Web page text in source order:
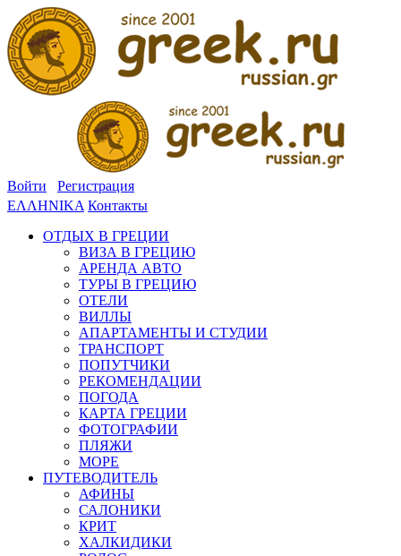
Войти
Регистрация
ΕΛΛΗΝΙΚΑ Контакты
ОТДЫХ В ГРЕЦИИ
ВИЗА В ГРЕЦИЮ
АРЕНДА АВТО
ТУРЫ В ГРЕЦИЮ
ОТЕЛИ
ВИЛЛЫ
АПАРТАМЕНТЫ И СТУДИИ
ТРАНСПОРТ
ПОПУТЧИКИ
РЕКОМЕНДАЦИИ
ПОГОДА
КАРТА ГРЕЦИИ
ФОТОГРАФИИ
ПЛЯЖИ
МОРЕ
ПУТЕВОДИТЕЛЬ
АФИНЫ
САЛОНИКИ
КРИТ
ХАЛКИДИКИ